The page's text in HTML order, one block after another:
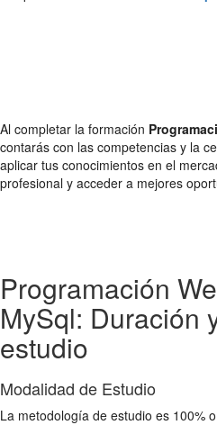
Al completar la formación
contarás con las competencias y la
aplicar tus conocimientos en el
profesional y acceder a mejores
Programación
MySql: Duración
estudio
Modalidad de Estudio
La metodología de estudio es 100%